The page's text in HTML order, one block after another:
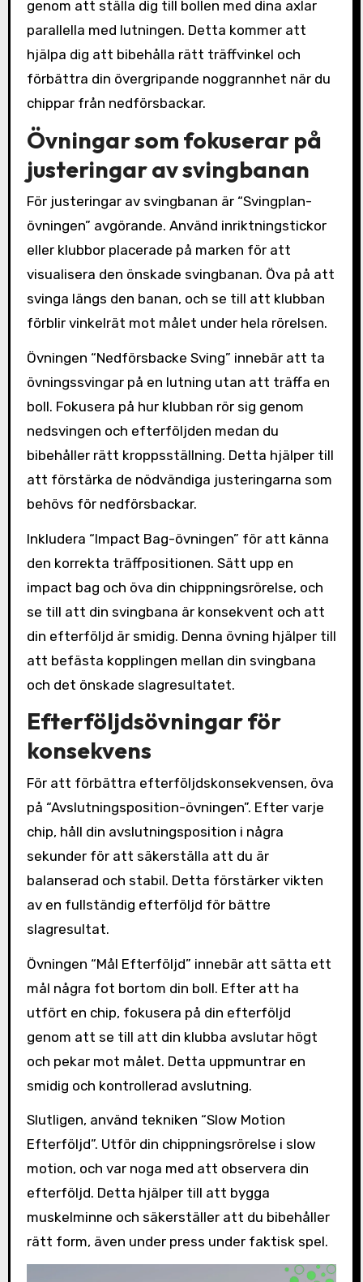
genom att ställa dig till bollen med dina axlar
parallella med lutningen. Detta kommer att
hjälpa dig att bibehålla rätt träffvinkel och
förbättra din övergripande noggrannhet när du
chippar från nedförsbackar.
Övningar som fokuserar på
justeringar av svingbanan
För justeringar av svingbanan är “Svingplan-
övningen” avgörande. Använd inriktningstickor
eller klubbor placerade på marken för att
visualisera den önskade svingbanan. Öva på att
svinga längs den banan, och se till att klubban
förblir vinkelrät mot målet under hela rörelsen.
Övningen “Nedförsbacke Sving” innebär att ta
övningssvingar på en lutning utan att träffa en
boll. Fokusera på hur klubban rör sig genom
nedsvingen och efterföljden medan du
bibehåller rätt kroppsställning. Detta hjälper till
att förstärka de nödvändiga justeringarna som
behövs för nedförsbackar.
Inkludera “Impact Bag-övningen” för att känna
den korrekta träffpositionen. Sätt upp en
impact bag och öva din chippningsrörelse, och
se till att din svingbana är konsekvent och att
din efterföljd är smidig. Denna övning hjälper till
att befästa kopplingen mellan din svingbana
och det önskade slagresultatet.
Efterföljdsövningar för
konsekvens
För att förbättra efterföljdskonsekvensen, öva
på “Avslutningsposition-övningen”. Efter varje
chip, håll din avslutningsposition i några
sekunder för att säkerställa att du är
balanserad och stabil. Detta förstärker vikten
av en fullständig efterföljd för bättre
slagresultat.
Övningen “Mål Efterföljd” innebär att sätta ett
mål några fot bortom din boll. Efter att ha
utfört en chip, fokusera på din efterföljd
genom att se till att din klubba avslutar högt
och pekar mot målet. Detta uppmuntrar en
smidig och kontrollerad avslutning.
Slutligen, använd tekniken “Slow Motion
Efterföljd”. Utför din chippningsrörelse i slow
motion, och var noga med att observera din
efterföljd. Detta hjälper till att bygga
muskelminne och säkerställer att du bibehåller
rätt form, även under press under faktisk spel.